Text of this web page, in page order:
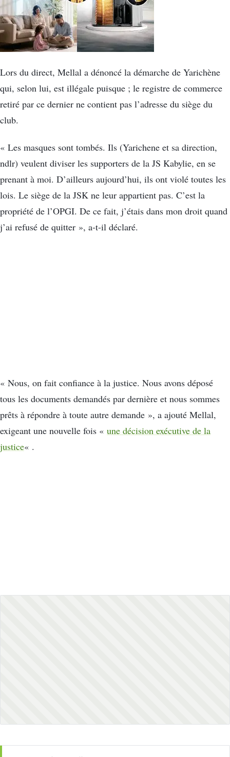
Lors du direct, Mellal a dénoncé la démarche de Yarichène
qui, selon lui, est illégale puisque ; le registre de commerce
retiré par ce dernier ne contient pas l’adresse du siège du
club.
« Les masques sont tombés. Ils (Yarichene et sa direction,
ndlr) veulent diviser les supporters de la JS Kabylie, en se
prenant à moi. D’ailleurs aujourd’hui, ils ont violé toutes les
lois. Le siège de la JSK ne leur appartient pas. C’est la
propriété de l’OPGI. De ce fait, j’étais dans mon droit quand
j’ai refusé de quitter », a-t-il déclaré.
« Nous, on fait confiance à la justice. Nous avons déposé
tous les documents demandés par dernière et nous sommes
prêts à répondre à toute autre demande », a ajouté Mellal,
exigeant une nouvelle fois « une décision exécutive de la
justice« .